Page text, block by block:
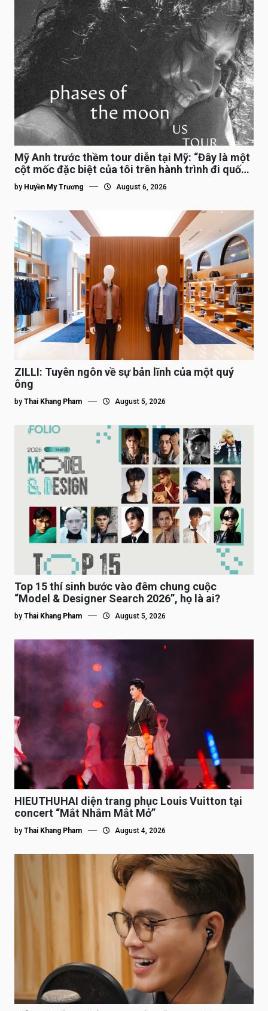
Mỹ Anh trước thềm tour diễn tại Mỹ: “Đây là một
cột mốc đặc biệt của tôi trên hành trình đi quốc
tế”
by Huyền My Trương August 6, 2026
ZILLI: Tuyên ngôn về sự bản lĩnh của một quý
ông
by Thai Khang Pham August 5, 2026
Top 15 thí sinh bước vào đêm chung cuộc
“Model & Designer Search 2026”, họ là ai?
by Thai Khang Pham August 5, 2026
HIEUTHUHAI diện trang phục Louis Vuitton tại
concert “Mắt Nhắm Mắt Mở”
by Thai Khang Pham August 4, 2026